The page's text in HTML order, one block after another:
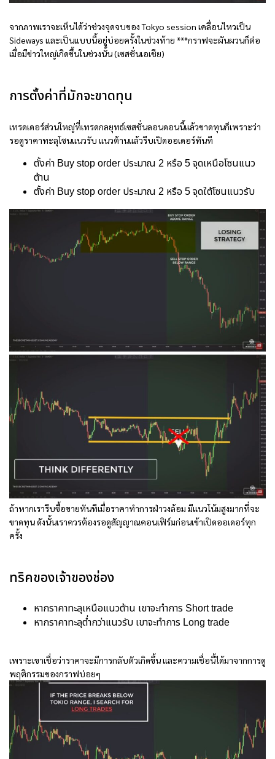
จากภาพเราจะเห็นได้ว่าช่วงจุดจบของ Tokyo session เคลื่อนไหวเป็น
Sideways และเป็นแบบนี้อยู่บ่อยครั้งในช่วงท้าย ***กราฟจะผันผวนก็ต่อ
เมื่อมีข่าวใหญ่เกิดขึ้นในช่วงนั้น (เซสชั่นเอเชีย)
การตั้งค่าที่มักจะขาดทุน
เทรดเดอร์ส่วนใหญ่ที่เทรดกลยุทธ์เซสชั่นลอนดอนนี้แล้วขาดทุนก็เพราะว่า
รอดูราคาทะลุโซนแนวรับ แนวต้านแล้วรีบเปิดออเดอร์ทันที
ตั้งค่า Buy stop order ประมาณ 2 หรือ 5 จุดเหนือโซนแนว
ต้าน
ตั้งค่า Buy stop order ประมาณ 2 หรือ 5 จุดใต้โซนแนวรับ
ถ้าหากเรารีบซื้อขายทันทีเมื่อราคาทำการฝ่าวงล้อม มีแนวโน้มสูงมากที่จะ
ขาดทุน ดังนั้นเราควรต้องรอดูสัญญาณคอนเฟิร์มก่อนเข้าเปิดออเดอร์ทุก
ครั้ง
ทริคของเจ้าของช่อง
หากราคาทะลุเหนือแนวต้าน เขาจะทำการ Short trade
หากราคาทะลุต่ำกว่าแนวรับ เขาจะทำการ Long trade
เพราะเขาเชื่อว่าราคาจะมีการกลับตัวเกิดขึ้น และความเชื่อนี้ได้มาจากการดู
พฤติกรรมของกราฟบ่อยๆ